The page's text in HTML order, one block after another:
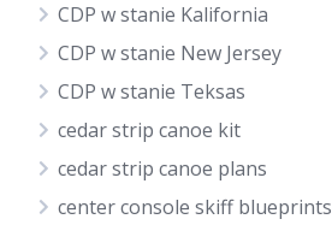
CDP w stanie Kalifornia
CDP w stanie New Jersey
CDP w stanie Teksas
cedar strip canoe kit
cedar strip canoe plans
center console skiff blueprints